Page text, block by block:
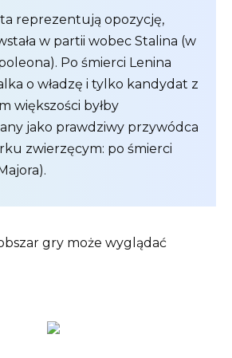
reprezentują opozycję,
w partii wobec Stalina (w
Po śmierci Lenina
o władzę i tylko kandydat z
większości byłby
jako prawdziwy przywódca
zwierzęcym: po śmierci
gry może wyglądać